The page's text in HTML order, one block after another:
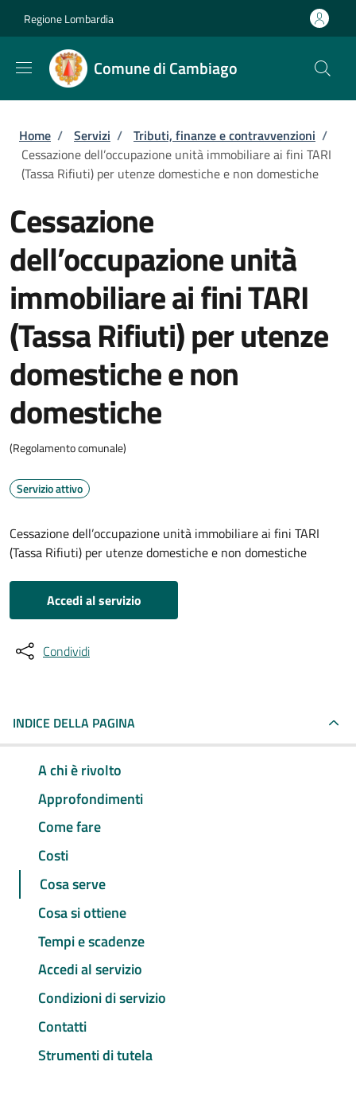
Regione Lombardia
Comune di Cambiago
Briciole di pane
Home / Servizi / Tributi, finanze e contravvenzioni /
Cessazione dell’occupazione unità immobiliare ai fini TARI
(Tassa Rifiuti) per utenze domestiche e non domestiche
Cessazione
dell’occupazione unità
immobiliare ai fini TARI
(Tassa Rifiuti) per utenze
domestiche e non
domestiche
(Regolamento comunale)
Servizio attivo
Cessazione dell’occupazione unità immobiliare ai fini TARI
(Tassa Rifiuti) per utenze domestiche e non domestiche
Accedi al servizio
Condividi
INDICE DELLA PAGINA
A chi è rivolto
Approfondimenti
Come fare
Costi
Cosa serve
Cosa si ottiene
Tempi e scadenze
Accedi al servizio
Condizioni di servizio
Contatti
Strumenti di tutela